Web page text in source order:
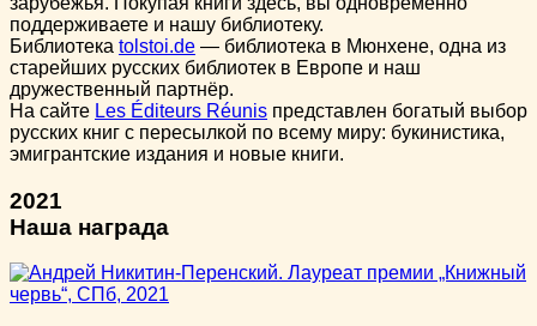
поддерживаете и нашу библиотеку.
Библиотека tolstoi.de — библиотека в Мюнхене, одна из
старейших русских библиотек в Европе и наш
дружественный партнёр.
На сайте Les Éditeurs Réunis представлен богатый выбор
русских книг с пересылкой по всему миру: букинистика,
эмигрантские издания и новые книги.
2021
Наша награда